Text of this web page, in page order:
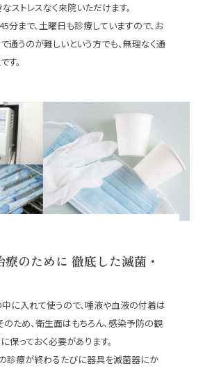
ストレスなく来院いただけます。
分まで、土曜日も診療していますので、お
通うのが難しいという方でも、無理なく通
す。
のために 徹底した滅菌・
に入れて使うので、唾液や血液の付着は
のため、衛生面はもちろん、感染予防の観
保っておく必要があります。
診療が終わるたびに器具を滅菌器にか